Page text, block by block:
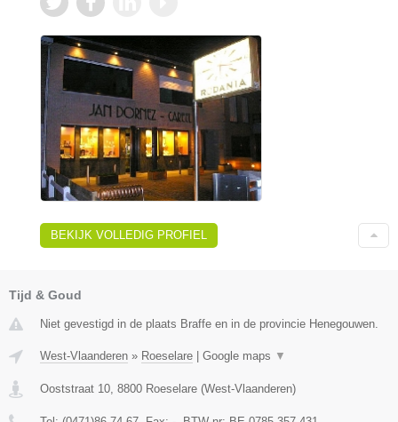
BEKIJK VOLLEDIG PROFIEL
Tijd & Goud
Niet gevestigd in de plaats Braffe en in de provincie Henegouwen.
West-Vlaanderen » Roeselare | Google maps ▼
Ooststraat 10 8800 Roeselare (West-Vlaanderen)